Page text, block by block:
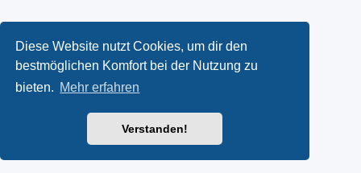
Diese Website nutzt Cookies, um dir den
bestmöglichen Komfort bei der Nutzung zu
bieten. Mehr erfahren
Verstanden!